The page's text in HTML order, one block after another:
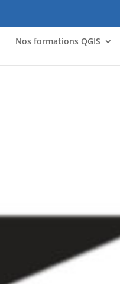
Nos formations QGIS